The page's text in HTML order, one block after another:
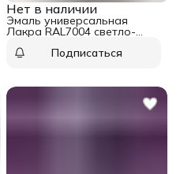
Нет в наличии
Эмаль универсальная
Лакра RAL7004 светло-
Подписаться